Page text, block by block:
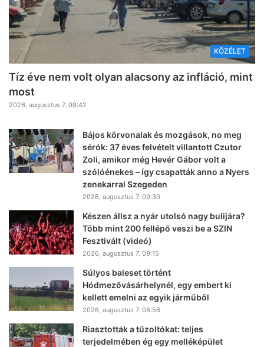
KÖZÉLET
Tíz éve nem volt olyan alacsony az infláció, mint
most
2026, augusztus 7. 09:42
Bájos körvonalak és mozgások, no meg
sérók: 37 éves felvételt villantott Czutor
Zoli, amikor még Hevér Gábor volt a
szólóénekes – így csapatták anno a Nyers
zenekarral Szegeden
2026, augusztus 7. 09:30
Készen állsz a nyár utolsó nagy bulijára?
Több mint 200 fellépő veszi be a SZIN
Fesztivált (videó)
2026, augusztus 7. 09:15
Súlyos baleset történt
Hódmezővásárhelynél, egy embert ki
kellett emelni az egyik járműből
2026, augusztus 7. 08:56
Riasztották a tűzoltókat: teljes
terjedelmében ég egy melléképület